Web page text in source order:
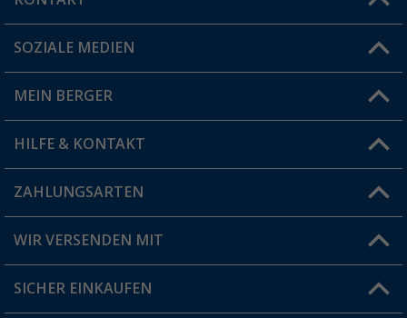
Du hast eine Frage?
Filiale finden
SOZIALE MEDIEN
MEIN BERGER
Vorteilskarte
Blog
Jobs & Karriere
HILFE & KONTAKT
FAQ & Kontakt
Versandinformationen
Rücksendung
ZAHLUNGSARTEN
WIR VERSENDEN MIT
SICHER EINKAUFEN